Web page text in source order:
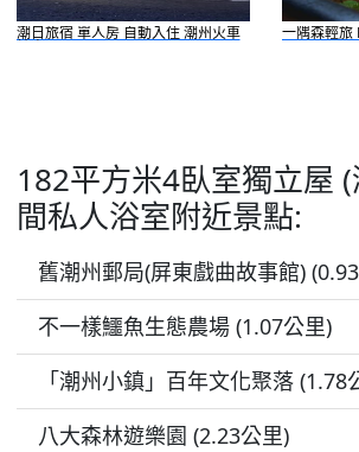
潮日旅宿 單人房 自動入住 潮州火車 一隅森輕旅
182平方米4臥室獨立屋
間私人浴室附近景點:
舊潮州郵局(屏東戲曲故事館)
不一樣鱷魚生態農場 (1.07公里)
「潮州小鎮」百年文化聚落 (1.78
八大森林遊樂園 (2.23公里)